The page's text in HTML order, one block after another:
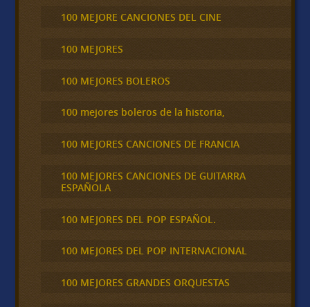
100 MEJORE CANCIONES DEL CINE
100 MEJORES
100 MEJORES BOLEROS
100 mejores boleros de la historia,
100 MEJORES CANCIONES DE FRANCIA
100 MEJORES CANCIONES DE GUITARRA
ESPAÑOLA
100 MEJORES DEL POP ESPAÑOL.
100 MEJORES DEL POP INTERNACIONAL
100 MEJORES GRANDES ORQUESTAS